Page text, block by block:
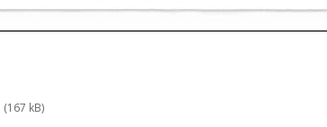
(167 kB)